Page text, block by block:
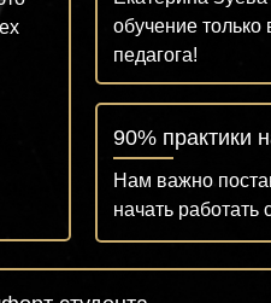
обучение
педагога!
Нам важно
начать работать
90% практики